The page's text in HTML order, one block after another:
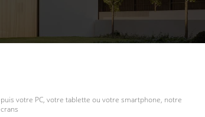
votre PC, votre tablette ou votre smartphone, notre